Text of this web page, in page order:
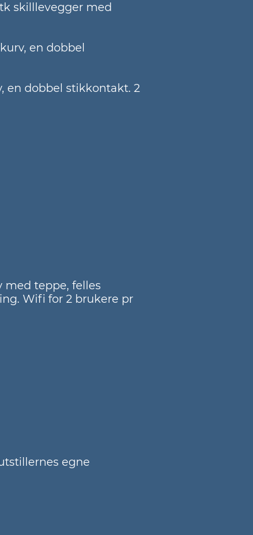
skilllevegger med
en dobbel
en dobbel stikkontakt. 2
med teppe, felles
Wifi for 2 brukere pr
egne